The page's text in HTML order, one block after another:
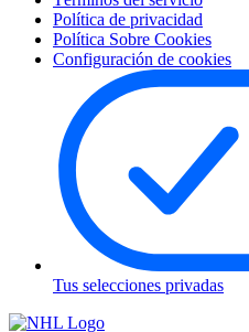
Política de privacidad
Política Sobre Cookies
Configuración de cookies
Tus selecciones privadas